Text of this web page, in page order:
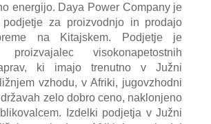
energijo. Daya Power Company je
podjetje za proizvodnjo in prodajo
na Kitajskem. Podjetje je
proizvajalec visokonapetostnih
ki imajo trenutno v Južni
vzhodu, v Afriki, jugovzhodni
zelo dobro ceno, naklonjeno
Izdelki podjetja v Južni